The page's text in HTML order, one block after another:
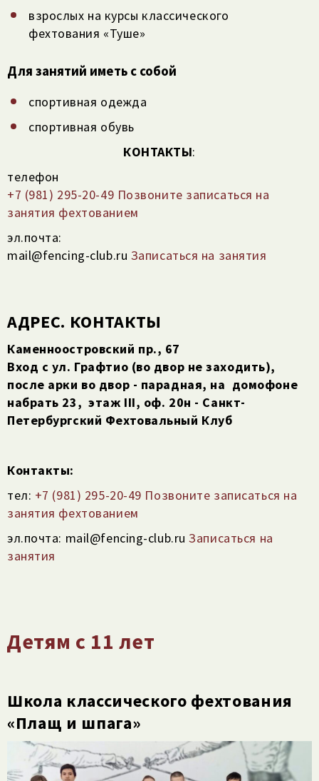
взрослых на курсы классического
фехтования «Туше»
Для занятий иметь с собой
спортивная одежда
спортивная обувь
КОНТАКТЫ:
телефон
+7 (981) 295-20-49 Позвоните записаться на
занятия фехтованием
эл.почта:
mail@fencing-club.ru Записаться на занятия
АДРЕС. КОНТАКТЫ
Каменноостровский пр., 67
Вход с ул. Графтио (во двор не заходить),
после арки во двор - парадная, на домофоне
набрать 23, этаж III, оф. 20н - Санкт-
Петербургский Фехтовальный Клуб
Контакты:
тел: +7 (981) 295-20-49 Позвоните записаться на
занятия фехтованием
эл.почта: mail@fencing-club.ruЗаписаться на
занятия
Детям с 11 лет
Школа классического фехтования
«Плащ и шпага»